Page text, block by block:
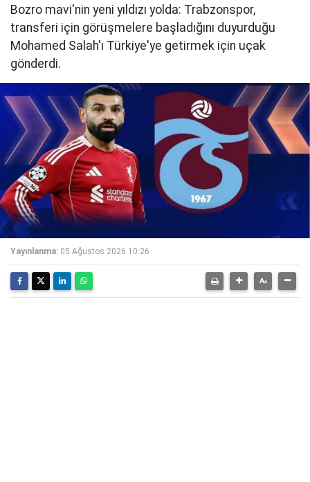
Bozro mavi'nin yeni yıldızı yolda: Trabzonspor,
transferi için görüşmelere başladığını duyurduğu
Mohamed Salah'ı Türkiye'ye getirmek için uçak
gönderdi.
Yayınlanma: 05 Ağustos 2026 10:26